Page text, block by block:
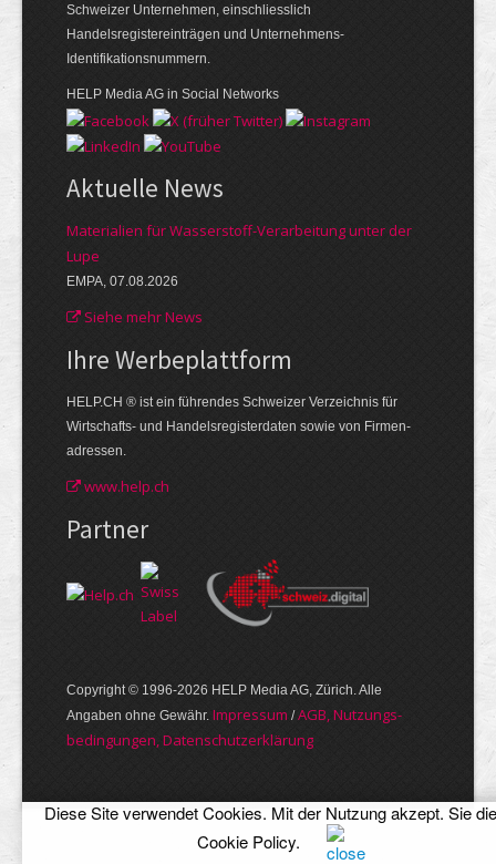
Schweizer Unternehmen, einschliesslich
Handelsregistereinträgen und Unternehmens-
Identifikationsnummern.
HELP Media AG in Social Networks
Aktuelle News
Materialien für Wasserstoff-Verarbeitung unter der
Lupe
EMPA, 07.08.2026
Siehe mehr News
Ihre Werbe­plattform
HELP.CH ® ist ein führendes Schweizer Verzeichnis für
Wirtschafts- und Handelsregisterdaten sowie von Firmen­
adressen.
www.help.ch
Partner
Copyright © 1996-2026 HELP Media AG, Zürich. Alle
Angaben ohne Gewähr. Im­pres­sum /AGB, Nut­zungs­
bedin­gungen, Daten­schutz­er­klärung
Diese Site verwendet Cookies. Mit der Nutzung akzept. Sie die
Cookie Policy.